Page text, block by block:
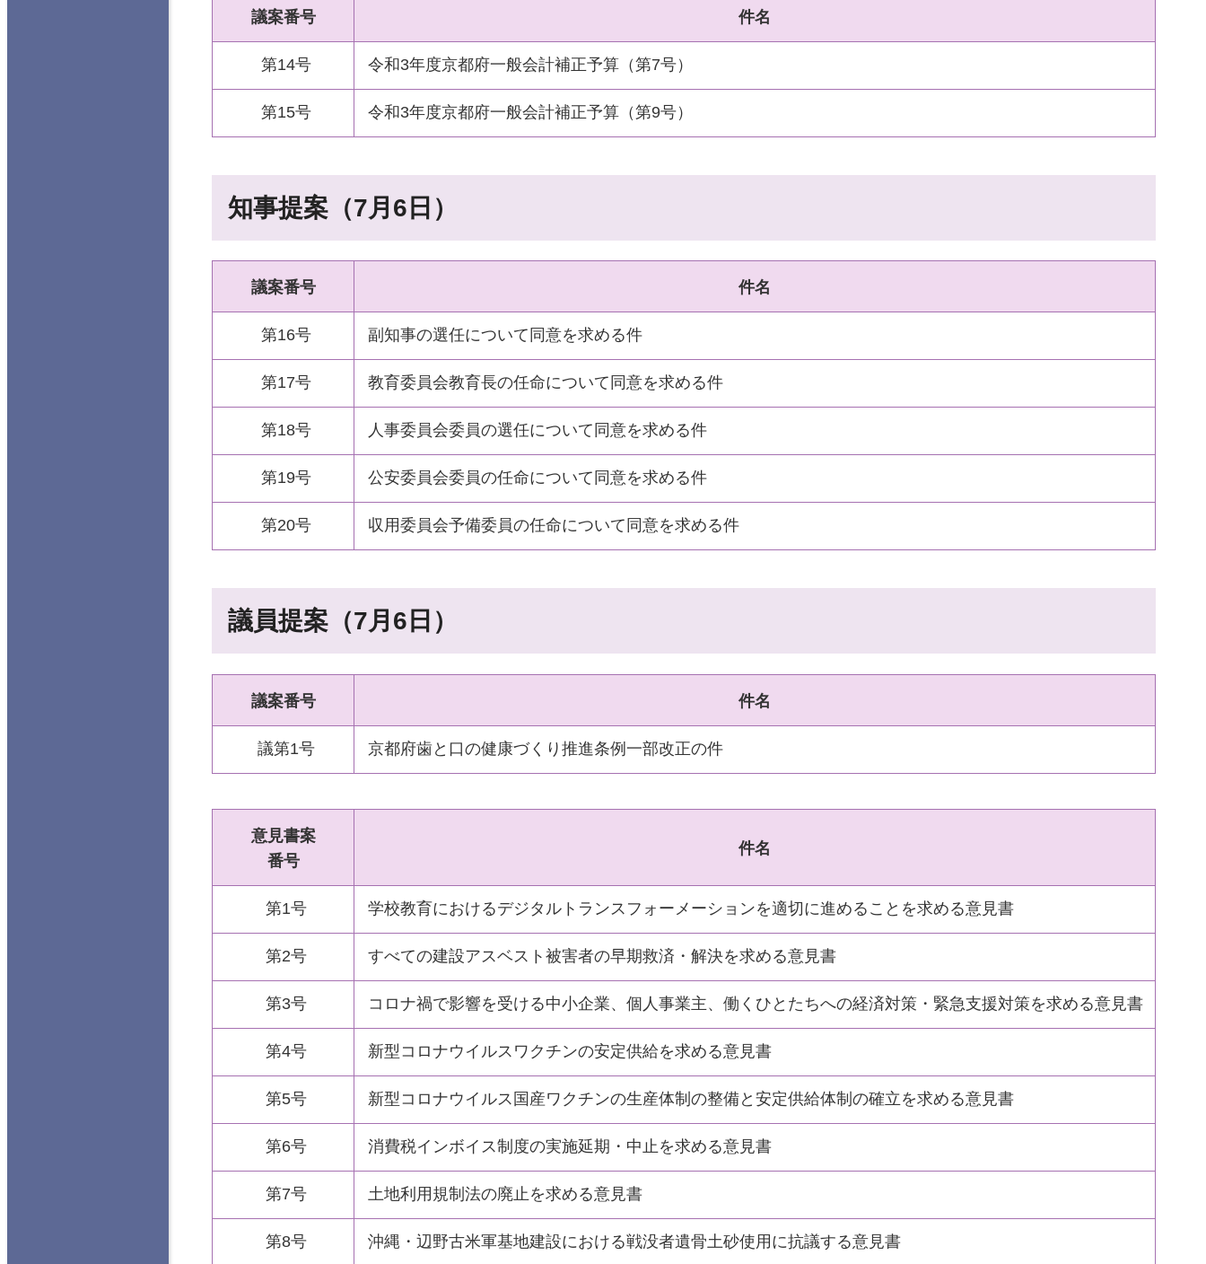
議案番号 件名
第14号 令和3年度京都府一般会計補正予算（第7号）
第15号 令和3年度京都府一般会計補正予算（第9号）
知事提案（7月6日）
議案番号 件名
第16号 副知事の選任について同意を求める件
第17号 教育委員会教育長の任命について同意を求める件
第18号 人事委員会委員の選任について同意を求める件
第19号 公安委員会委員の任命について同意を求める件
第20号 収用委員会予備委員の任命について同意を求める件
議員提案（7月6日）
議案番号 件名
議第1号 京都府歯と口の健康づくり推進条例一部改正の件
意見書案
番号
件名
第1号 学校教育におけるデジタルトランスフォーメーションを適切に進めることを求める意見書
第2号 すべての建設アスベスト被害者の早期救済・解決を求める意見書
第3号 コロナ禍で影響を受ける中小企業、個人事業主、働くひとたちへの経済対策・緊急支援対策を求める意見書
第4号 新型コロナウイルスワクチンの安定供給を求める意見書
第5号 新型コロナウイルス国産ワクチンの生産体制の整備と安定供給体制の確立を求める意見書
第6号 消費税インボイス制度の実施延期・中止を求める意見書
第7号 土地利用規制法の廃止を求める意見書
第8号 沖縄・辺野古米軍基地建設における戦没者遺骨土砂使用に抗議する意見書